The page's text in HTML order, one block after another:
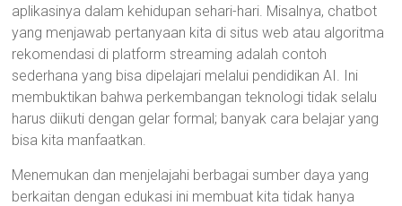
aplikasinya dalam kehidupan sehari-hari. Misalnya, chatbot
yang menjawab pertanyaan kita di situs web atau algoritma
rekomendasi di platform streaming adalah contoh
sederhana yang bisa dipelajari melalui pendidikan AI. Ini
membuktikan bahwa perkembangan teknologi tidak selalu
harus diikuti dengan gelar formal; banyak cara belajar yang
bisa kita manfaatkan.
Menemukan dan menjelajahi berbagai sumber daya yang
berkaitan dengan edukasi ini membuat kita tidak hanya